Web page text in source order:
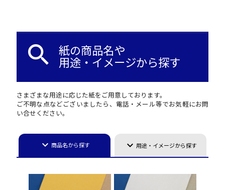
search 紙の商品名や
用途・イメージから探す
さまざまな用途に応じた紙をご用意しております。
ご不明な点などございましたら、電話・メール等でお気軽にお問
い合せください。
keyboard_arrow_down 商品名から探す keyboard_arrow_down用途・イメージから探す